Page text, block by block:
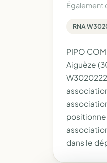
Également
RNA
PIPO
Aiguèze
positionne
dans le